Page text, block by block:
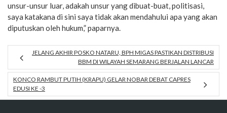
unsur-unsur luar, adakah unsur yang dibuat-buat, politisasi,
saya katakana di sini saya tidak akan mendahului apa yang akan
diputuskan oleh hukum,” paparnya.
JELANG AKHIR POSKO NATARU, BPH MIGAS PASTIKAN DISTRIBUSI
BBM DI WILAYAH SEMARANG BERJALAN LANCAR
KONCO RAMBUT PUTIH (KRAPU) GELAR NOBAR DEBAT CAPRES
EDUSI KE -3